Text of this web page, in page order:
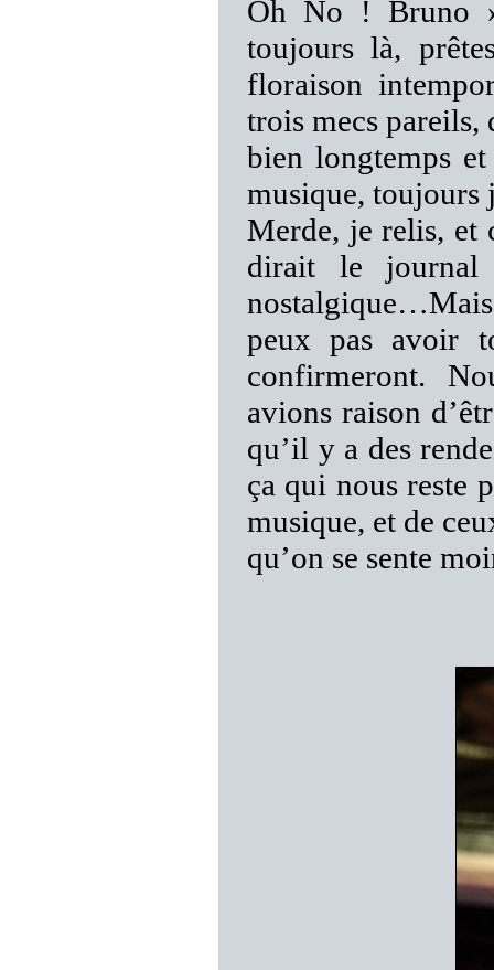
Oh No ! Bruno
toujours là,
floraison
trois mecs pareils,
bien longtemps
musique,
Merde, je relis, et
dirait le journal
peux pas avoir
confirmeront.
avions raison
qu’il y a des
ça qui nous reste
musique, et de
qu’on se sente